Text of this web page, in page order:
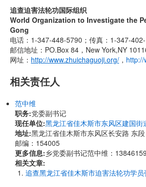
追查迫害法轮功国际组织
World Organization to Investigate the
Gong
电话：1-347-448-5790；传真：1-347-402-
邮信地址：PO.Box 84，New York,NY
网址： http://www.zhuichaguoji.org/ ，
相关责任人
范中维
职务:党委副书记
现任单位:黑龙江省佳木斯市东风区建国街
地址:黑龙江省佳木斯市东风区长安路 东
邮编：154005
更多信息:乡党委副书记范中维：
相关文章:
追查黑龙江省佳木斯市迫害法轮功学